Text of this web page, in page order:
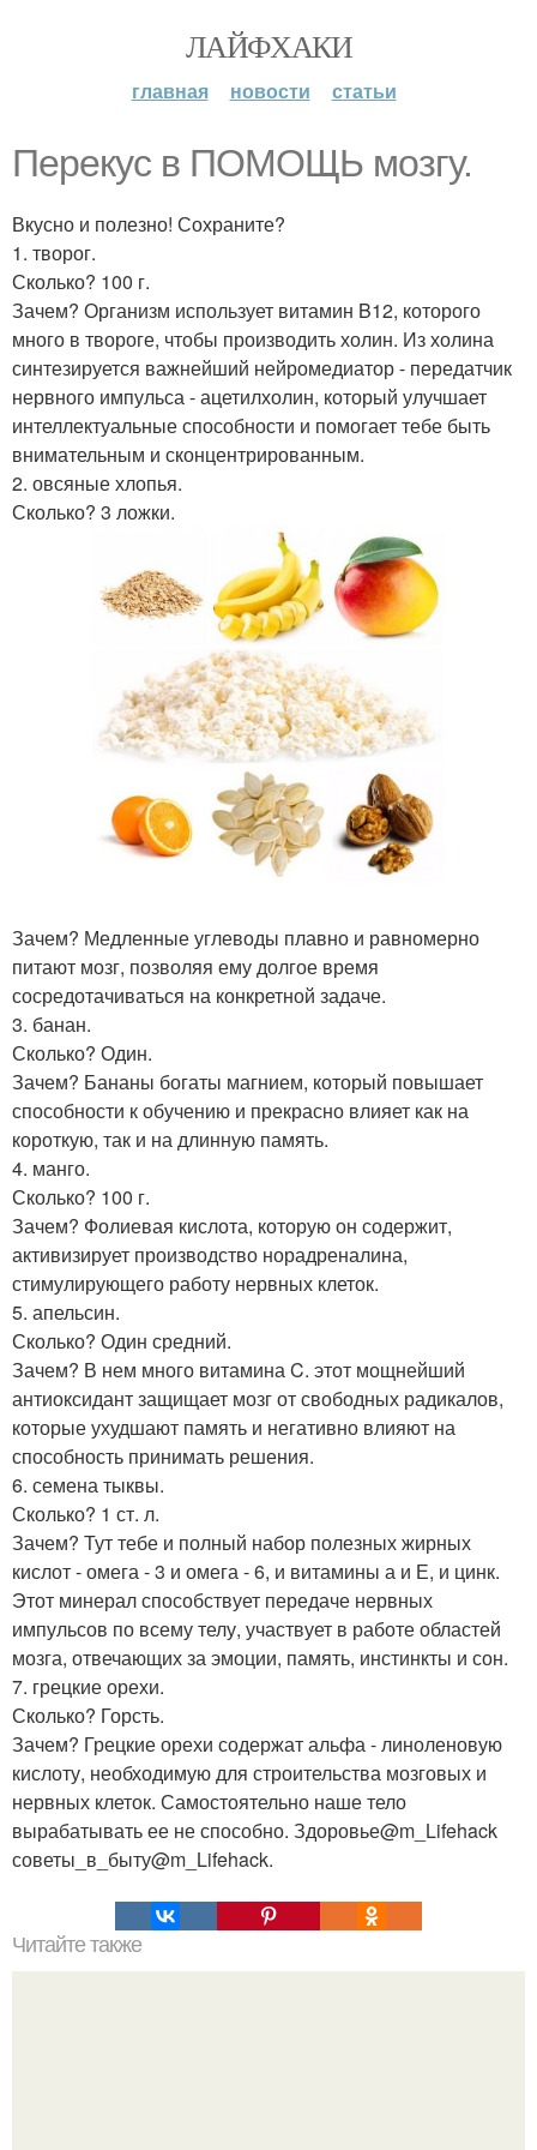
ЛАЙФХАКИ
главная новости статьи
Перекус в ПОМОЩЬ мозгу.
Вкусно и полезно! Сохраните?
1. творог.
Сколько? 100 г.
Зачем? Организм использует витамин B12, которого
много в твороге, чтобы производить холин. Из холина
синтезируется важнейший нейромедиатор - передатчик
нервного импульса - ацетилхолин, который улучшает
интеллектуальные способности и помогает тебе быть
внимательным и сконцентрированным.
2. овсяные хлопья.
Сколько? 3 ложки.
Зачем? Медленные углеводы плавно и равномерно
питают мозг, позволяя ему долгое время
сосредотачиваться на конкретной задаче.
3. банан.
Сколько? Один.
Зачем? Бананы богаты магнием, который повышает
способности к обучению и прекрасно влияет как на
короткую, так и на длинную память.
4. манго.
Сколько? 100 г.
Зачем? Фолиевая кислота, которую он содержит,
активизирует производство норадреналина,
стимулирующего работу нервных клеток.
5. апельсин.
Сколько? Один средний.
Зачем? В нем много витамина C. этот мощнейший
антиоксидант защищает мозг от свободных радикалов,
которые ухудшают память и негативно влияют на
способность принимать решения.
6. семена тыквы.
Сколько? 1 ст. л.
Зачем? Тут тебе и полный набор полезных жирных
кислот - омега - 3 и омега - 6, и витамины а и Е, и цинк.
Этот минерал способствует передаче нервных
импульсов по всему телу, участвует в работе областей
мозга, отвечающих за эмоции, память, инстинкты и сон.
7. грецкие орехи.
Сколько? Горсть.
Зачем? Грецкие орехи содержат альфа - линоленовую
кислоту, необходимую для строительства мозговых и
нервных клеток. Самостоятельно наше тело
вырабатывать ее не способно. Здоровье@m_Lifehack
советы_в_быту@m_Lifehack.
Читайте также